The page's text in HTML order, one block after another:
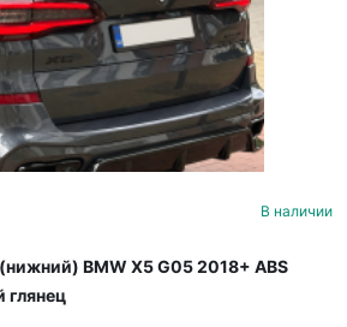
В наличии
BMW X5 G05 2018+ ABS
глянец